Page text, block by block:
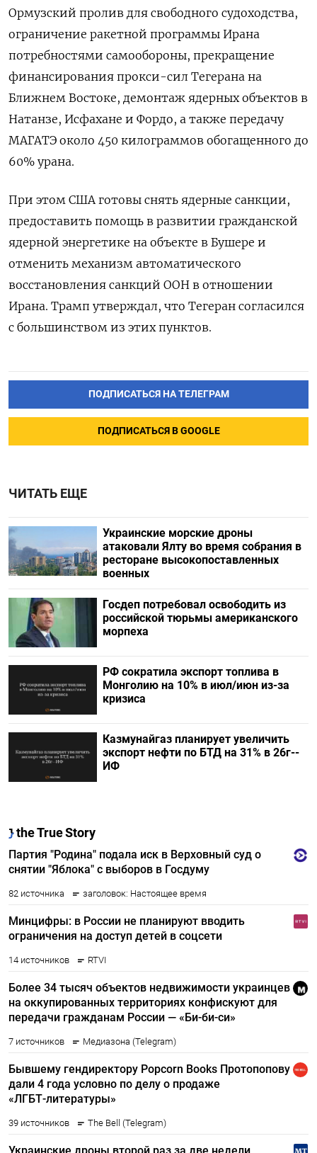
Ормузский пролив для свободного судоходства,
ограничение ракетной программы Ирана
потребностями самообороны, прекращение
финансирования прокси-сил Тегерана на
Ближнем Востоке, демонтаж ядерных объектов в
Натанзе, Исфахане и Фордо, а также передачу
МАГАТЭ около 450 килограммов обогащенного до
60% урана.
При этом США готовы снять ядерные санкции,
предоставить помощь в развитии гражданской
ядерной энергетике на объекте в Бушере и
отменить механизм автоматического
восстановления санкций ООН в отношении
Ирана. Трамп утверждал, что Тегеран согласился
с большинством из этих пунктов.
ПОДПИСАТЬСЯ НА ТЕЛЕГРАМ
ПОДПИСАТЬСЯ В GOOGLE
ЧИТАТЬ ЕЩЕ
Украинские морские дроны
атаковали Ялту во время собрания в
ресторане высокопоставленных
военных
Госдеп потребовал освободить из
российской тюрьмы американского
морпеха
РФ сократила экспорт топлива в
Монголию на 10% в июл/июн из-за
кризиса
Казмунайгаз планирует увеличить
экспорт нефти по БТД на 31% в 26г--
ИФ